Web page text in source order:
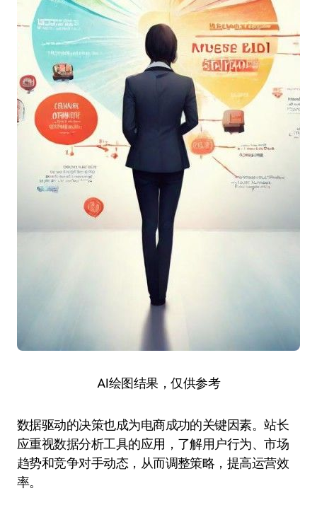
AI绘图结果，仅供参考
数据驱动的决策也成为电商成功的关键因素。站长
应重视数据分析工具的应用，了解用户行为、市场
趋势和竞争对手动态，从而调整策略，提高运营效
率。